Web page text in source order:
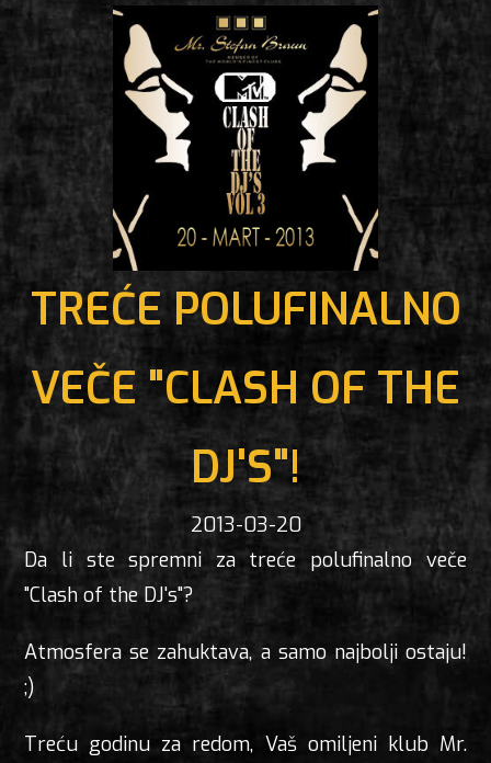
TREĆE POLUFINALNO
VEČE "CLASH OF THE
DJ'S"!
2013-03-20
Da li ste spremni za treće polufinalno veče
"Clash of the DJ's"?
Atmosfera se zahuktava, a samo najbolji ostaju!
;)
Treću godinu za redom, Vaš omiljeni klub Mr.